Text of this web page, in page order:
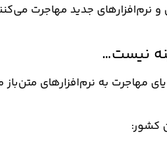
و نرم‌افزارهای جدید مهاجرت
نیست…
مهاجرت به نرم‌افزارهای
کشور: